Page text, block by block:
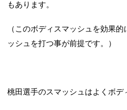
もあります。
（このボディスマッシュを効果
ッシュを打つ事が前提です。）
桃田選手のスマッシュはよくボデ